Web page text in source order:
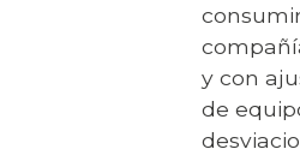
y con
de
política de